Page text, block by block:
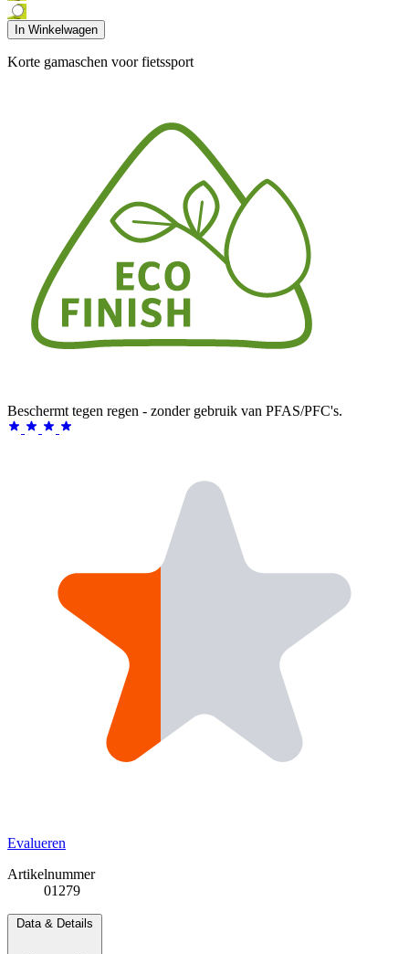
In Winkelwagen
Korte gamaschen voor fietssport
Beschermt tegen regen - zonder gebruik van PFAS/PFC's.
Evalueren
Artikelnummer
01279
Data & Details